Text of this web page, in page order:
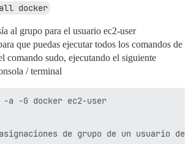
docker
al grupo para el usuario ec2-user
que puedas ejecutar todos los comandos de
comando sudo, ejecutando el siguiente
/ terminal
-a -G docker ec2-user
de grupo de un usuario